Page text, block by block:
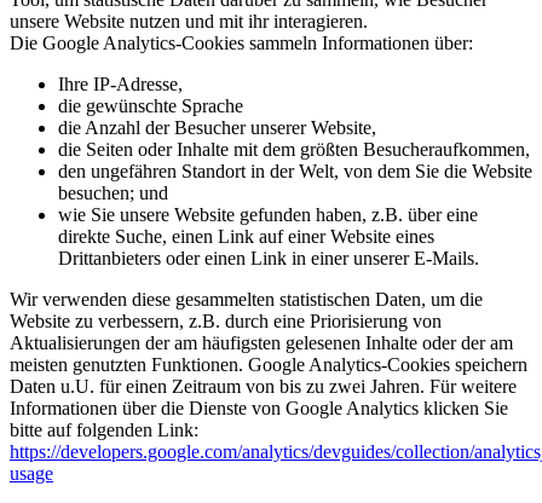
unsere Website nutzen und mit ihr interagieren.
Die Google Analytics-Cookies sammeln Informationen über:
Ihre IP-Adresse,
die gewünschte Sprache
die Anzahl der Besucher unserer Website,
die Seiten oder Inhalte mit dem größten Besucheraufkommen,
den ungefähren Standort in der Welt, von dem Sie die Website
besuchen; und
wie Sie unsere Website gefunden haben, z.B. über eine
direkte Suche, einen Link auf einer Website eines
Drittanbieters oder einen Link in einer unserer E-Mails.
Wir verwenden diese gesammelten statistischen Daten, um die
Website zu verbessern, z.B. durch eine Priorisierung von
Aktualisierungen der am häufigsten gelesenen Inhalte oder der am
meisten genutzten Funktionen. Google Analytics-Cookies speichern
Daten u.U. für einen Zeitraum von bis zu zwei Jahren. Für weitere
Informationen über die Dienste von Google Analytics klicken Sie
bitte auf folgenden Link:
https://developers.google.com/analytics/devguides/collection/
usage